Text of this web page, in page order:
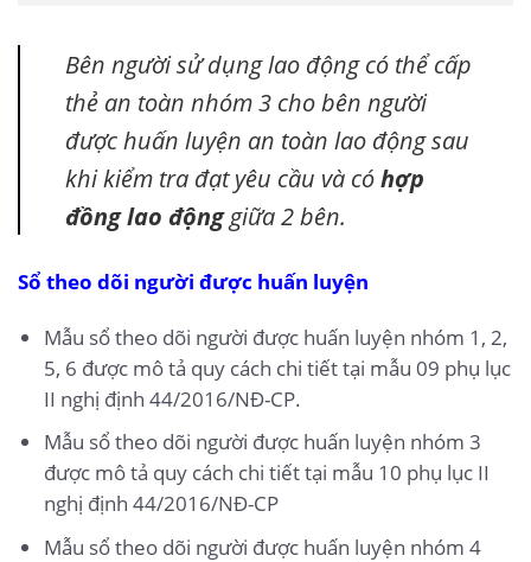
Bên người sử dụng lao động có thể cấp
thẻ an toàn nhóm 3 cho bên người
được huấn luyện an toàn lao động sau
khi kiểm tra đạt yêu cầu và cóhợp
đồng lao độnggiữa 2 bên.
Sổ theo dõi người được huấn luyện
Mẫu sổ theo dõi người được huấn luyện nhóm 1, 2,
5, 6 được mô tả quy cách chi tiết tại mẫu 09 phụ lục
II nghị định 44/2016/NĐ-CP.
Mẫu sổ theo dõi người được huấn luyện nhóm 3
được mô tả quy cách chi tiết tại mẫu 10 phụ lục II
nghị định 44/2016/NĐ-CP
Mẫu sổ theo dõi người được huấn luyện nhóm 4